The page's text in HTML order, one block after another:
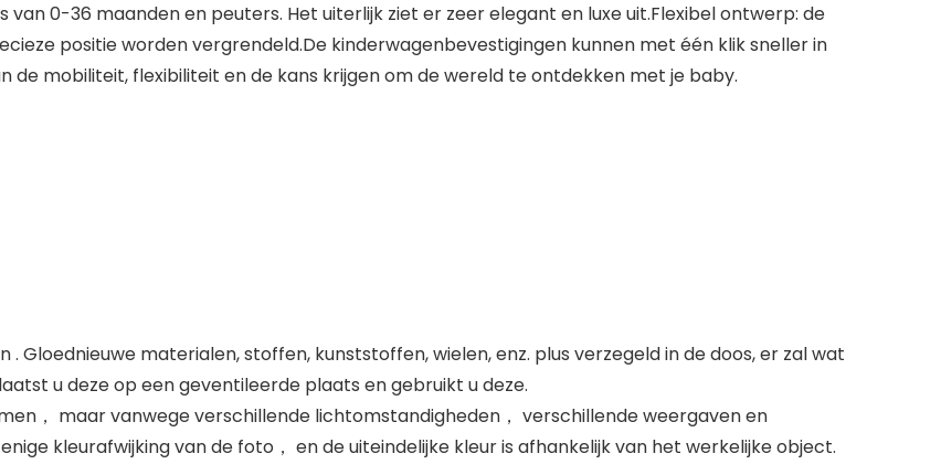
0-36 maanden en peuters. Het uiterlijk ziet er zeer elegant en luxe uit.Flexibel ontwerp: de
positie worden vergrendeld.De kinderwagenbevestigingen kunnen met één klik sneller in
de mobiliteit, flexibiliteit en de kans krijgen om de wereld te ontdekken met je baby.
Gloednieuwe materialen, stoffen, kunststoffen, wielen, enz. plus verzegeld in de doos, er zal wat
u deze op een geventileerde plaats en gebruikt u deze.
， maar vanwege verschillende lichtomstandigheden， verschillende weergaven en
kleurafwijking van de foto， en de uiteindelijke kleur is afhankelijk van het werkelijke object.